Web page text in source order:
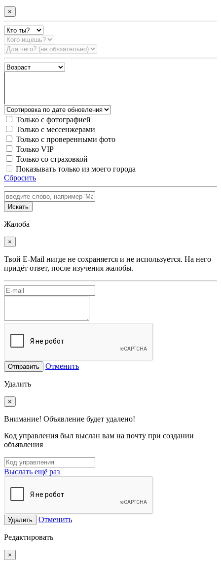
×
Только с фотографией
Только с мессенжерами
Только с проверенными фото
Только VIP
Только со страховкой
Показывать только из моего города
Сбросить
Искать
Жалоба
×
Твой E-Mail нигде не сохраняется и не используется. На него
придёт ответ, после изучения жалобы.
Отправить Отменить
Удалить
×
Внимание! Объявление будет удалено!
Код управления был выслан вам на почту при создании
объявления
Выслать ещё раз
Удалить Отменить
Редактировать
×